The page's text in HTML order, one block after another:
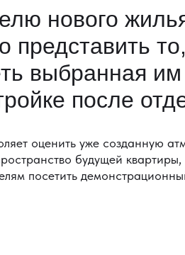
оценить уже созданную
будущей
посетить
нового
представить
выбранная им
после